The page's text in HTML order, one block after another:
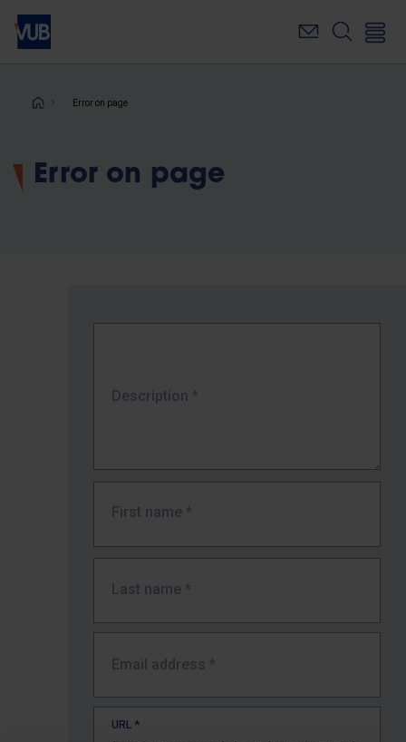
Skip
main
Breadcrumb
Error on page
Error on page
Description *
First name *
Last name *
Email address *
URL *